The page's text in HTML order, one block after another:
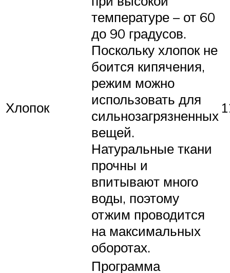
Хлопок
температуре – от 60
до 90 градусов.
Поскольку хлопок не
боится кипячения,
режим можно
использовать для
сильнозагрязненных
вещей.
Натуральные ткани
прочны и
впитывают много
воды, поэтому
отжим проводится
на максимальных
оборотах.
Программа